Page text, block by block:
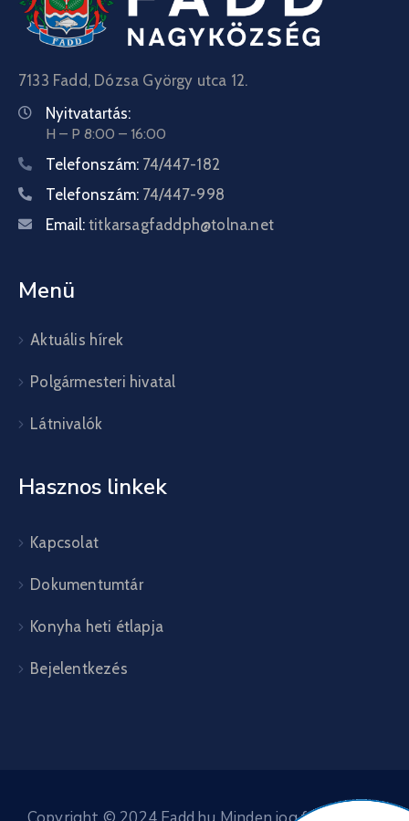
7133 Fadd, Dózsa György utca 12.
Nyitvatartás:
H – P 8:00 – 16:00
Telefonszám: 74/447-182
Telefonszám: 74/447-998
Email: titkarsagfaddph@tolna.net
Menü
Aktuális hírek
Polgármesteri hivatal
Látnivalók
Hasznos linkek
Kapcsolat
Dokumentumtár
Konyha heti étlapja
Bejelentkezés